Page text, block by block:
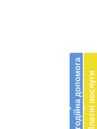
‹ Благодійна допомога ‹ Платні послуги